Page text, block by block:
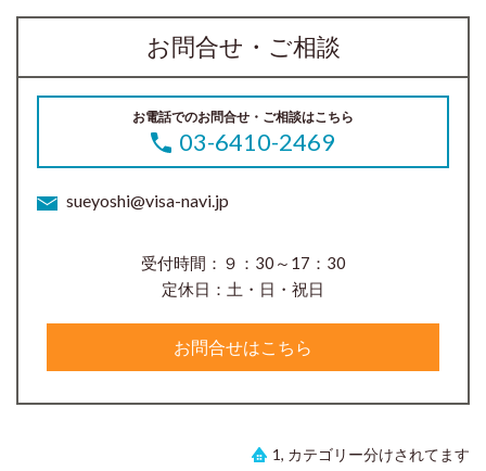
お問合せ・ご相談
お電話でのお問合せ・ご相談はこちら
03-6410-2469
sueyoshi@visa-navi.jp
受付時間：９：30～17：30
定休日：土・日・祝日
お問合せはこちら
1, カテゴリー分けされてます